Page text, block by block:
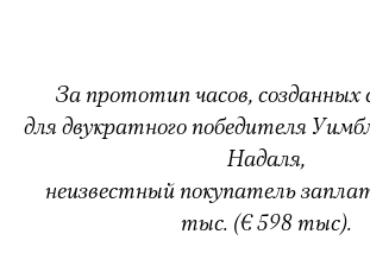
За прототип часов, созданных
для двукратного победителя
Надаля,
неизвестный покупатель
тыс. (€ 598 тыс).